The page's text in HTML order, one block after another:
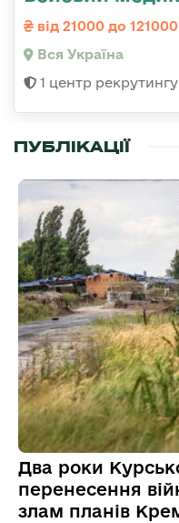
від 21000 до
Вся Україна
1 центр
ПУБЛІКАЦІЇ
Два роки
перенесення
злам планів